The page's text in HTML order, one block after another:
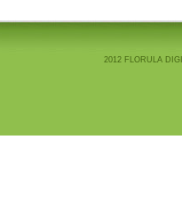
2012 FLORULA